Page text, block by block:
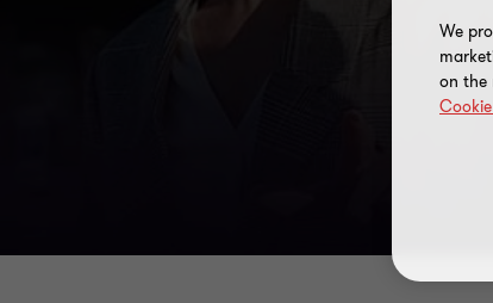
We
on the